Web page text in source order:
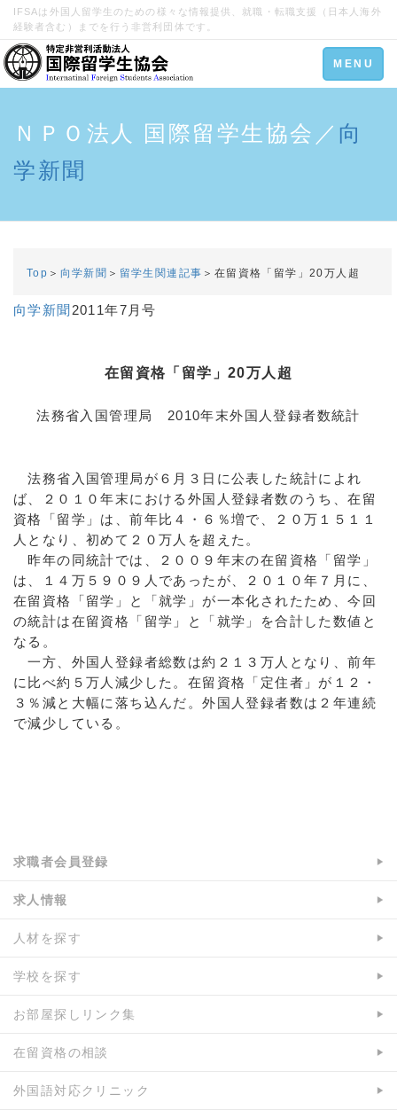
IFSAは外国人留学生のための様々な情報提供、就職・転職支援（日本人海外
経験者含む）までを行う非営利団体です。
Toggle
navigation
MENU
ＮＰＯ法人 国際留学生協会／ 向
学新聞
Top ＞ 向学新聞 ＞ 留学生関連記事 ＞在留資格「留学」20万人超
向学新聞 2011年7月号
在留資格「留学」20万人超
法務省入国管理局 2010年末外国人登録者数統計
法務省入国管理局が６月３日に公表した統計によれ
ば、２０１０年末における外国人登録者数のうち、在留
資格「留学」は、前年比４・６％増で、２０万１５１１
人となり、初めて２０万人を超えた。
昨年の同統計では、２００９年末の在留資格「留学」
は、１４万５９０９人であったが、２０１０年７月に、
在留資格「留学」と「就学」が一本化されたため、今回
の統計は在留資格「留学」と「就学」を合計した数値と
なる。
一方、外国人登録者総数は約２１３万人となり、前年
に比べ約５万人減少した。在留資格「定住者」が１２・
３％減と大幅に落ち込んだ。外国人登録者数は２年連続
で減少している。
求職者会員登録
求人情報
人材を探す
学校を探す
お部屋探しリンク集
在留資格の相談
外国語対応クリニック